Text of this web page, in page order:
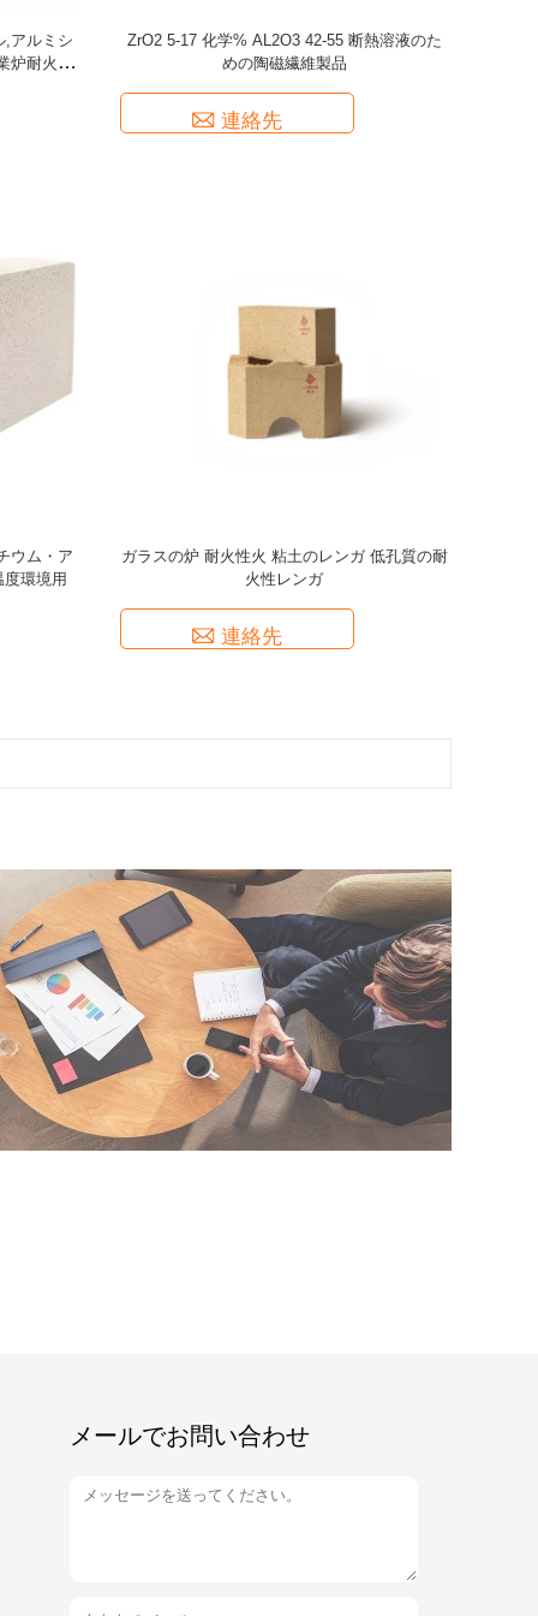
,アルミシ
炉耐火性
ZrO2 5-17 化学% AL2O3 42-55 断熱溶液のた
めの陶磁繊維製品
連絡先
ウム・ア
環境用
ガラスの炉 耐火性火 粘土のレンガ 低孔質の耐
火性レンガ
連絡先
メールでお問い合わせ